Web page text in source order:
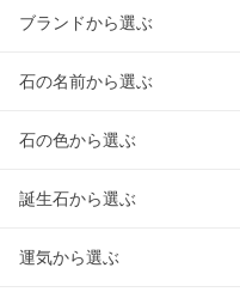
ブランドから選ぶ
石の名前から選ぶ
石の色から選ぶ
誕生石から選ぶ
運気から選ぶ